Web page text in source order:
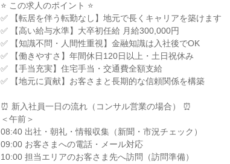
⭐ この求人のポイント ⭐
✅ 【転居を伴う転勤なし】地元で長くキャリアを築けます
✅ 【高い給与水準】大卒初任給 月給300,000円
✅ 【知識不問・人間性重視】金融知識は入社後でOK
✅ 【働きやすさ】年間休日120日以上・土日祝休み
✅ 【手当充実】住宅手当・交通費全額支給
✅ 【地元に貢献】お客さまと長期的な信頼関係を構築
⏰ 新入社員一日の流れ（コンサル営業の場合） ⏰
＜午前＞
08:40 出社・朝礼・情報収集（新聞・市況チェック）
09:00 お客さまへの電話・メール対応
10:00 担当エリアのお客さま先へ訪問（訪問準備）